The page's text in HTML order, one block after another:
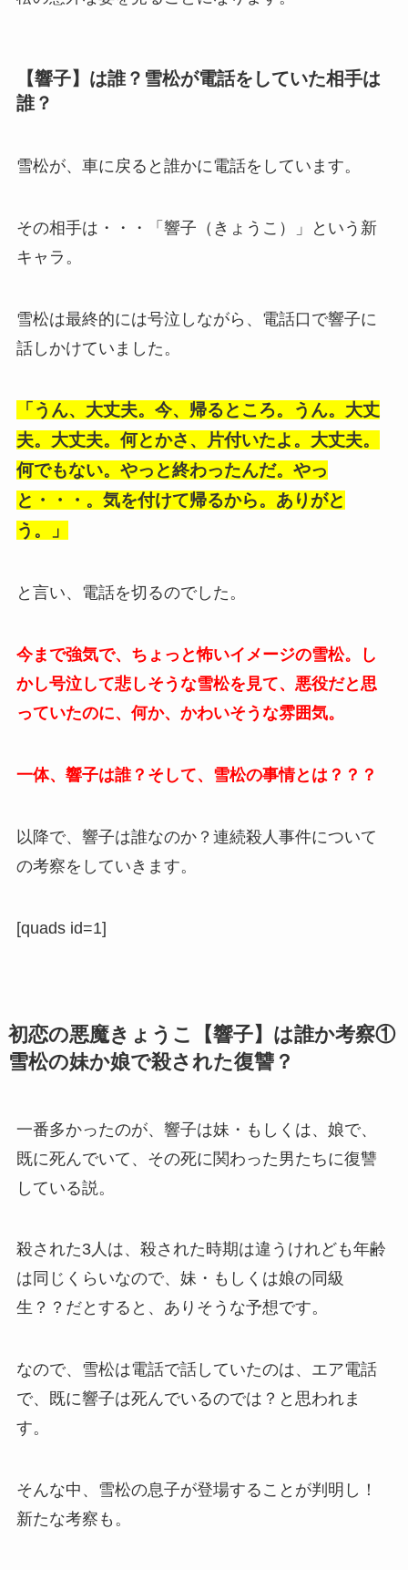
【響子】は誰？雪松が電話をしていた相手は
誰？
雪松が、車に戻ると誰かに電話をしています。
その相手は・・・「響子（きょうこ）」という新
キャラ。
雪松は最終的には号泣しながら、電話口で響子に
話しかけていました。
「うん、大丈夫。今、帰るところ。うん。大丈
夫。大丈夫。何とかさ、片付いたよ。大丈夫。
何でもない。やっと終わったんだ。やっ
と・・・。気を付けて帰るから。ありがと
う。」
と言い、電話を切るのでした。
今まで強気で、ちょっと怖いイメージの雪松。し
かし号泣して悲しそうな雪松を見て、悪役だと思
っていたのに、何か、かわいそうな雰囲気。
一体、響子は誰？そして、雪松の事情とは？？？
以降で、響子は誰なのか？連続殺人事件について
の考察をしていきます。
[quads id=1]
初恋の悪魔きょうこ【響子】は誰か考察①
雪松の妹か娘で殺された復讐？
一番多かったのが、響子は妹・もしくは、娘で、
既に死んでいて、その死に関わった男たちに復讐
している説。
殺された3人は、殺された時期は違うけれども年齢
は同じくらいなので、妹・もしくは娘の同級
生？？だとすると、ありそうな予想です。
なので、雪松は電話で話していたのは、エア電話
で、既に響子は死んでいるのでは？と思われま
す。
そんな中、雪松の息子が登場することが判明し！
新たな考察も。